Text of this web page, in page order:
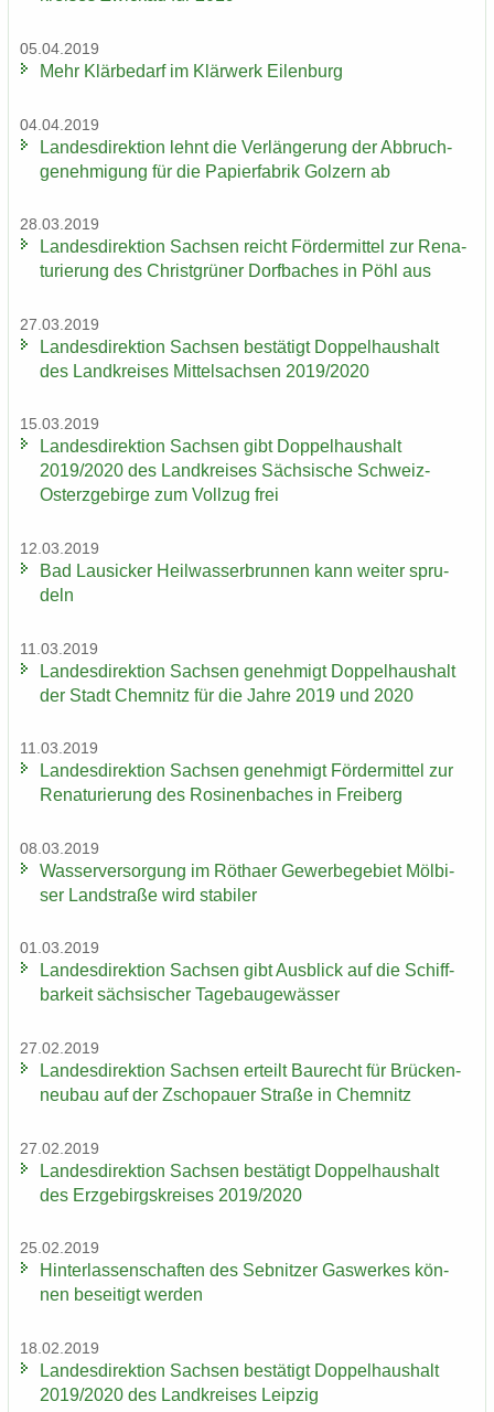
05.04.2019
Mehr Klär­be­darf im Klär­werk Ei­len­burg
04.04.2019
Lan­des­di­rek­ti­on lehnt die Ver­län­ge­rung der Ab­bruch­
ge­neh­mi­gung für die Pa­pier­fa­brik Golz­ern ab
28.03.2019
Lan­des­di­rek­ti­on Sach­sen reicht För­der­mit­tel zur Re­na­
tu­rie­rung des Christ­grü­ner Dorf­ba­ches in Pöhl aus
27.03.2019
Lan­des­di­rek­ti­on Sach­sen be­stä­tigt Dop­pel­haus­halt
des Land­krei­ses Mit­tel­sach­sen 2019/2020
15.03.2019
Lan­des­di­rek­ti­on Sach­sen gibt Dop­pel­haus­halt
2019/2020 des Land­krei­ses Säch­si­sche Schweiz-​
Osterzgebirge zum Voll­zug frei
12.03.2019
Bad Lau­si­cker Heil­was­ser­brun­nen kann wei­ter spru­
deln
11.03.2019
Lan­des­di­rek­ti­on Sach­sen ge­neh­migt Dop­pel­haus­halt
der Stadt Chem­nitz für die Jahre 2019 und 2020
11.03.2019
Lan­des­di­rek­ti­on Sach­sen ge­neh­migt För­der­mit­tel zur
Re­na­tu­rie­rung des Ro­si­nen­ba­ches in Frei­berg
08.03.2019
Was­ser­ver­sor­gung im Rö­tha­er Ge­wer­be­ge­biet Möl­bi­
ser Land­stra­ße wird sta­bi­ler
01.03.2019
Lan­des­di­rek­ti­on Sach­sen gibt Aus­blick auf die Schiff­
bar­keit säch­si­scher Ta­ge­bau­ge­wäs­ser
27.02.2019
Lan­des­di­rek­ti­on Sach­sen er­teilt Bau­recht für Brü­cken­
neu­bau auf der Zscho­pau­er Stra­ße in Chem­nitz
27.02.2019
Lan­des­di­rek­ti­on Sach­sen be­stä­tigt Dop­pel­haus­halt
des Erz­ge­birgs­krei­ses 2019/2020
25.02.2019
Hin­ter­las­sen­schaf­ten des Seb­nit­zer Gas­wer­kes kön­
nen be­sei­tigt wer­den
18.02.2019
Lan­des­di­rek­ti­on Sach­sen be­stä­tigt Dop­pel­haus­halt
2019/2020 des Land­krei­ses Leip­zig